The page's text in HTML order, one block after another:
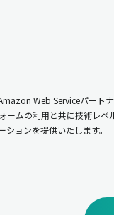
Web Serviceパート
ームの利用と共に技術レ
ョンを提供いたします。